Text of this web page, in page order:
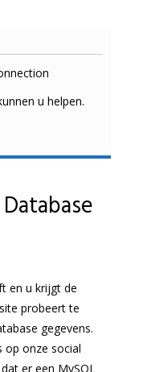
u helpen.
en u krijgt de
probeert te
gegevens.
op onze social
er een MySQL